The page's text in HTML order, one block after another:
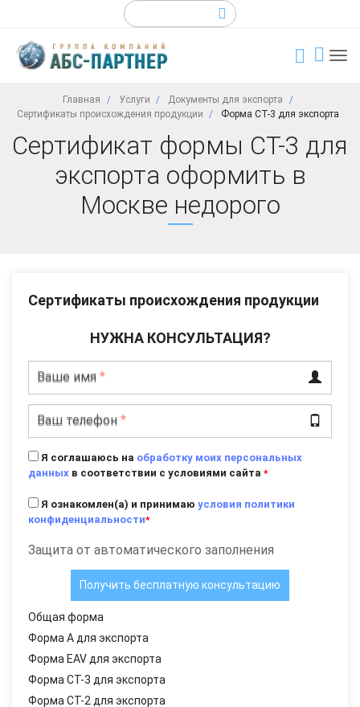
Главная Услуги
Документы для экспорта
Сертификаты происхождения продукции
Форма СТ-3 для экспорта
Сертификат формы СТ-3 для
экспорта оформить в
Москве недорого
Сертификаты происхождения продукции
НУЖНА КОНСУЛЬТАЦИЯ?
Ваше имя *
Ваш телефон *
Я соглашаюсь на обработку моих персональных
данных в соответствии с условиями сайта *
Я ознакомлен(а) и принимаю условия политики
конфиденциальности*
Защита от автоматического заполнения
Общая форма
Форма А для экспорта
Форма EAV для экспорта
Форма СТ-3 для экспорта
Форма СТ-2 для экспорта